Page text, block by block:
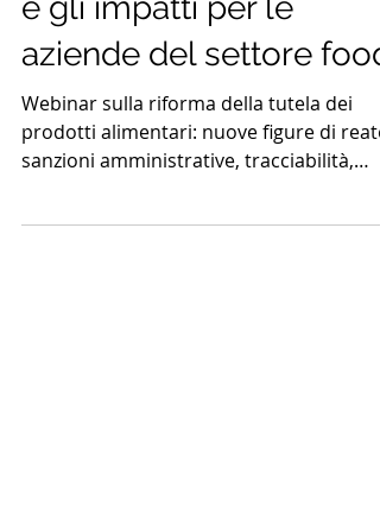
sanzioni, i reati
e gli impatti per le
aziende del settore food
Webinar sulla riforma della tutela dei
sanzioni amministrative, tracciabilità,